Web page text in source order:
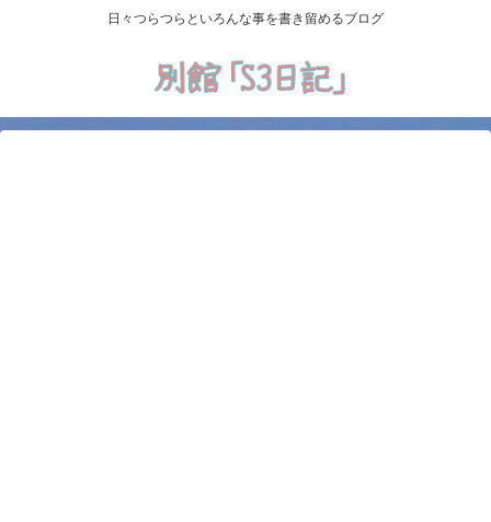
日々つらつらといろんな事を書き留めるブログ